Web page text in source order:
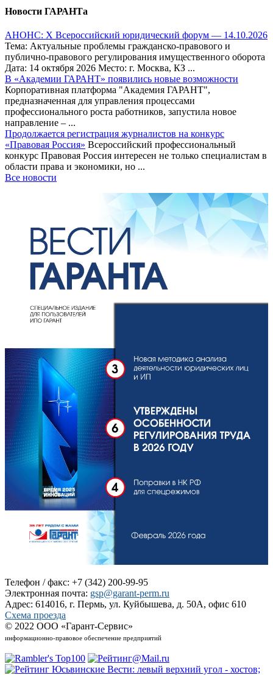
Новости ГАРАНТа
АНОНС: Х Всероссийский юридический форум — 14.10.2026
Тема: Актуальные проблемы гражданско-правового и
публично-правового регулирования имущественного оборота
Дата: 14 октября 2026 Место: г. Москва, КЗ ...
В «Академии ГАРАНТ» появились новые возможности
Корпоративная платформа "Академия ГАРАНТ",
предназначенная для управления процессами
профессионального роста работников, запустила новое
направление – ...
Продолжается регистрация журналистов на конкурс
«Правовая Россия» Всероссийский профессиональный
конкурс Правовая Россия интересен не только специалистам в
области права и экономики, но ...
Все новости
Телефон / факс: +7 (342) 200-99-95
Электронная почта: gsp@garant-perm.ru
Адрес: 614016, г. Пермь, ул. Куйбышева, д. 50А, офис 610
Схема проезда
© 2022 ООО «Гарант-Сервис»
информационно-правовое обеспечение предприятий